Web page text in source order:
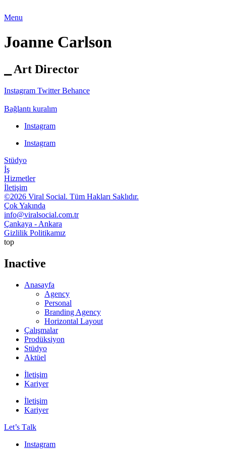
Menu
Joanne Carlson
⎯ Art Director
Instagram Twitter Behance
Bağlantı kuralım
Instagram
Instagram
Stüdyo
İş
Hizmetler
İletişim
©2026 Viral Social. Tüm Hakları Saklıdır.
Çok Yakında
info@viralsocial.com.tr
Çankaya - Ankara
Gizlilik Politikamız
top
Inactive
Anasayfa
Agency
Personal
Branding Agency
Horizontal Layout
Çalışmalar
Prodüksiyon
Stüdyo
Aktüel
İletişim
Kariyer
İletişim
Kariyer
Let’s Тalk
Instagram